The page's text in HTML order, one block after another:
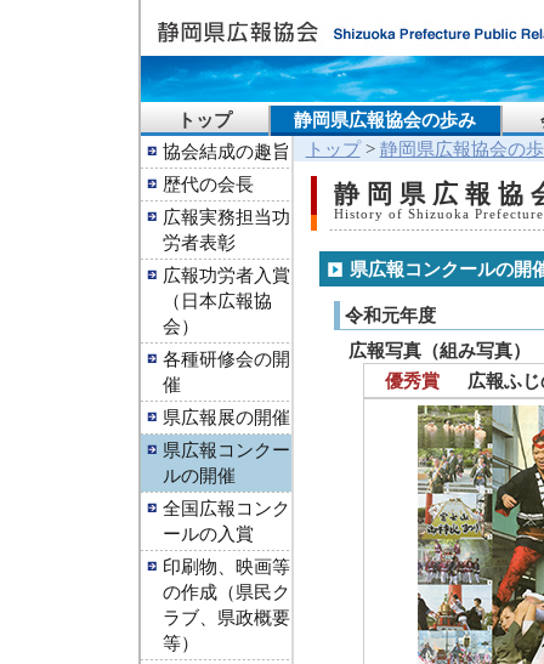
トップ 静岡県広報協会の歩み
協会結成の趣旨
歴代の会長
広報実務担当功
労者表彰
広報功労者入賞
（日本広報協
会）
各種研修会の開
催
県広報展の開催
県広報コンクー
ルの開催
全国広報コンク
ールの入賞
印刷物、映画等
の作成（県民ク
ラブ、県政概要
等）
トップ> 静岡県広報協会の
静岡県広報協
History of Shizuoka
県広報コンクールの開
令和元年度
広報写真（組み写真）
優秀賞
広報ふ